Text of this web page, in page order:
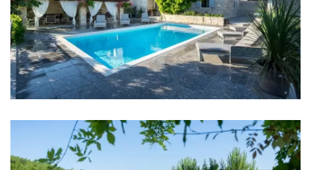
Meer: 30 km
Strand: Žnjan Beach 40 km
Restaurant: 4 km